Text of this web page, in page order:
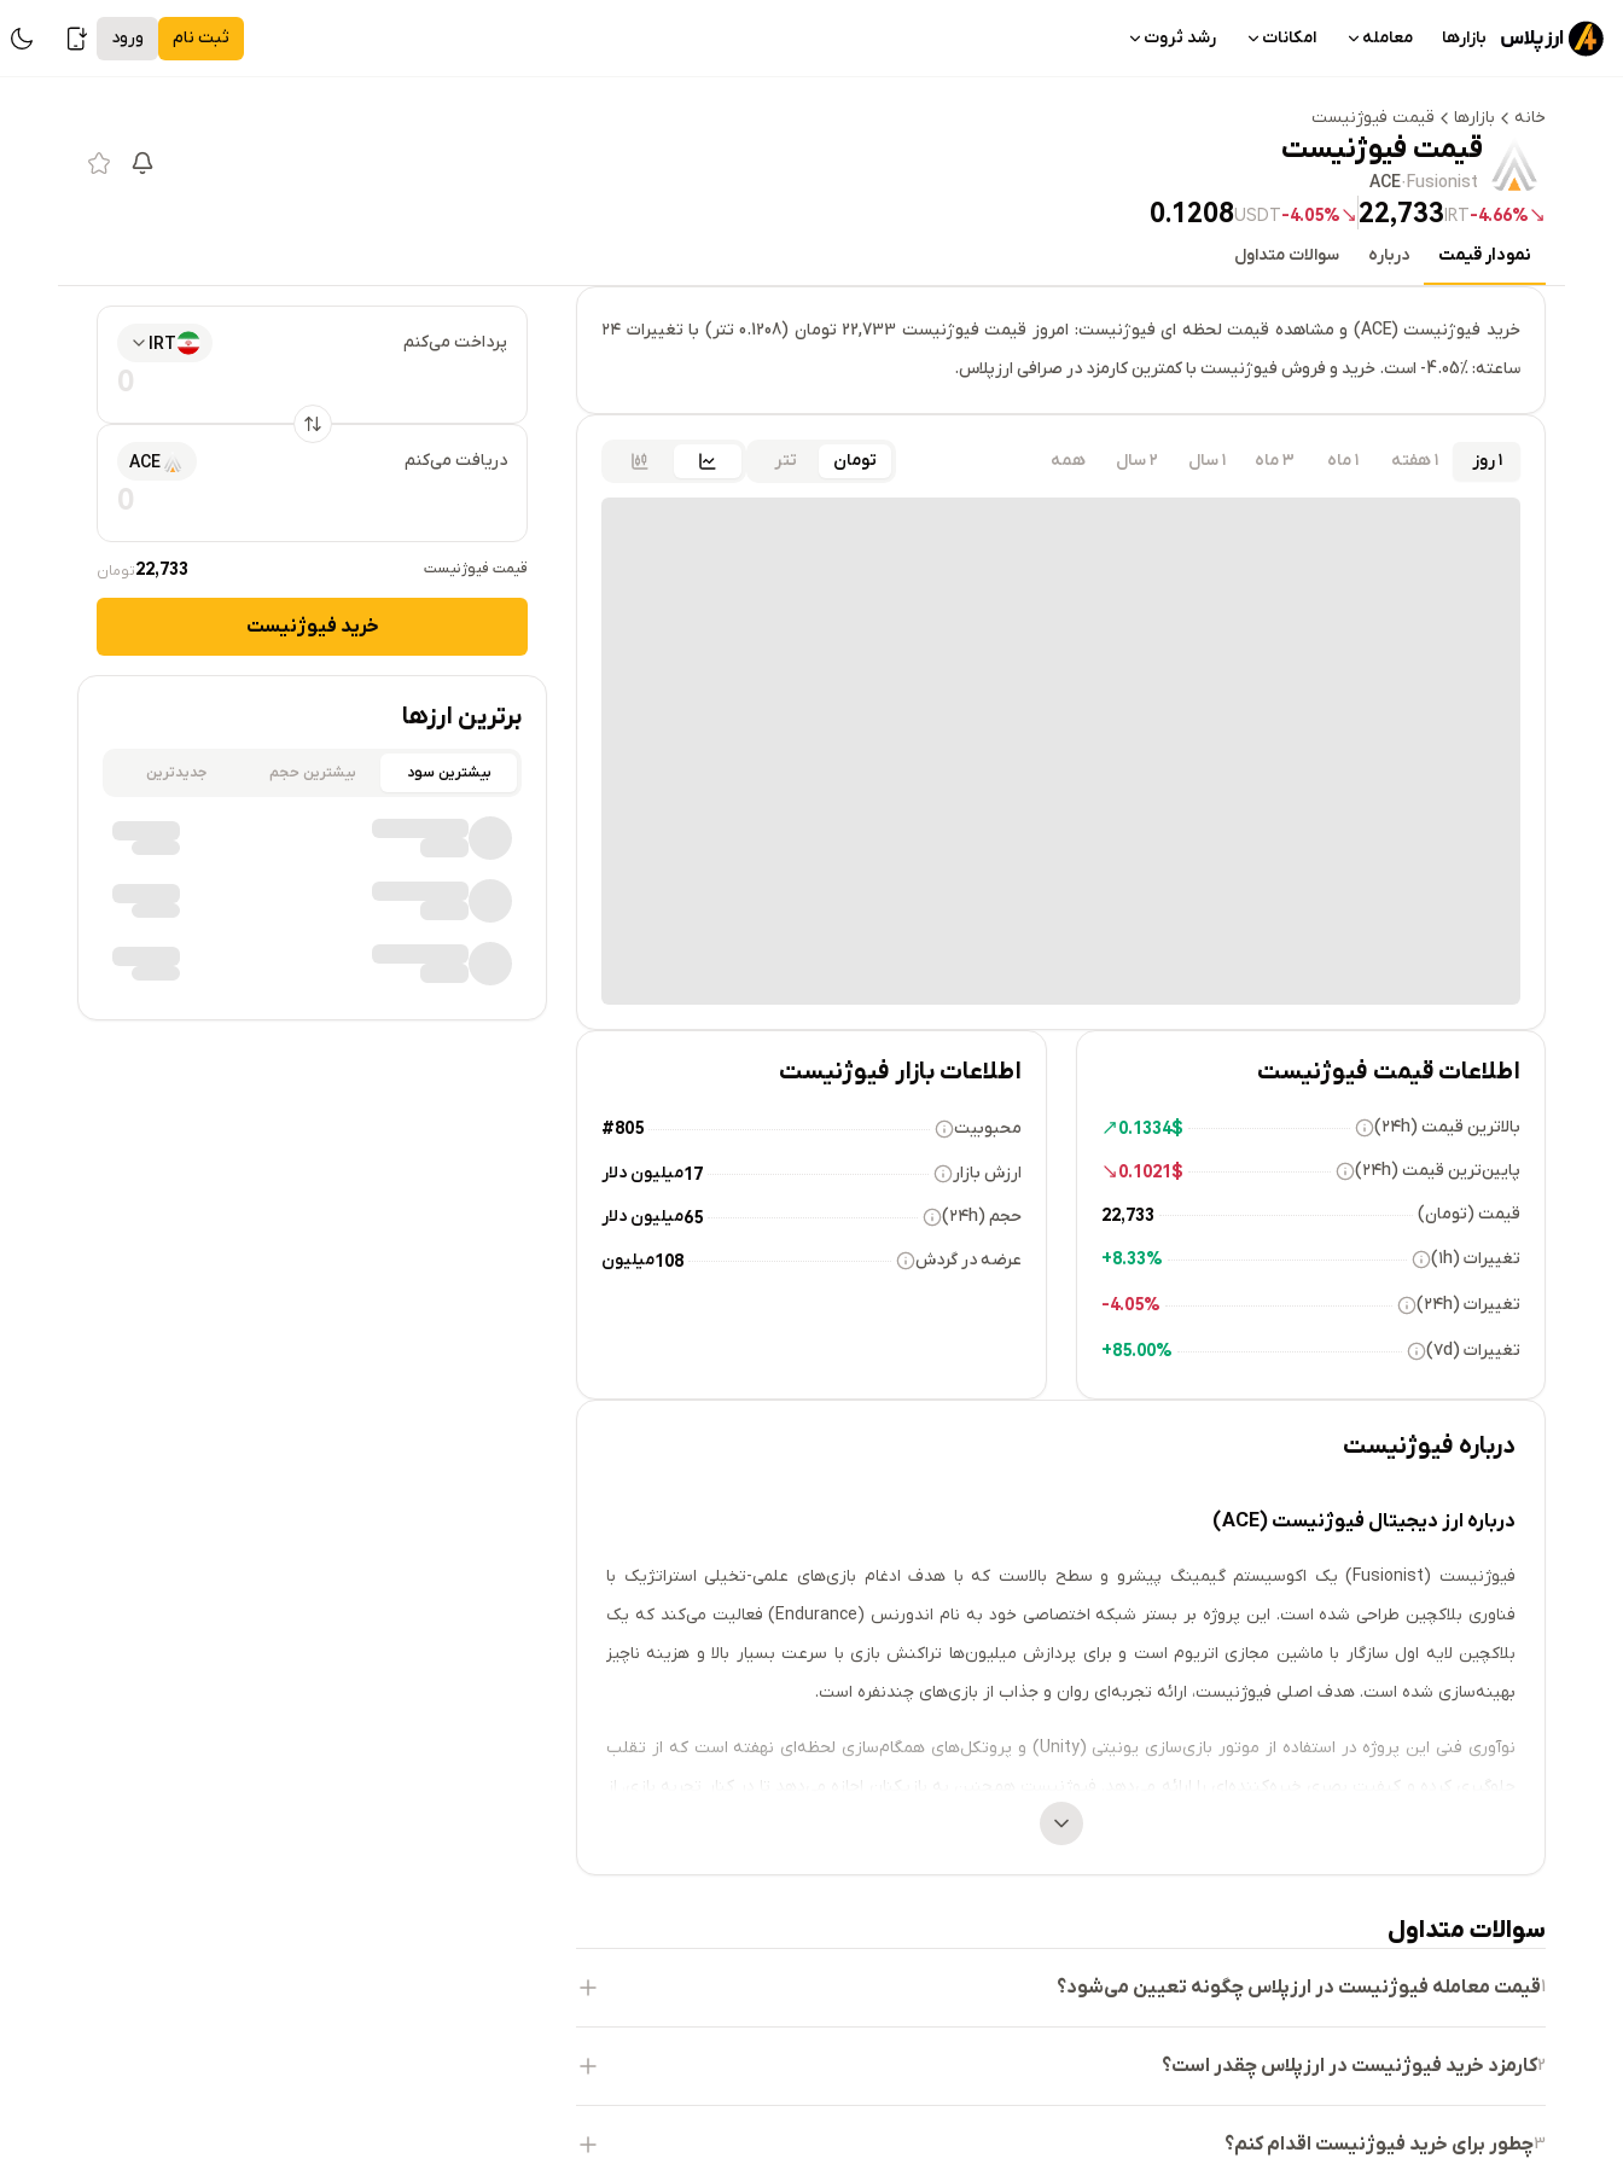
بازارها معامله امکانات رشد ثروت ثبت نام ورود
خانه بازارها قیمت فیوژنیست
قیمت فیوژنیست
Fusionist
·
ACE
4.66%-
IRT
22,733
4.05%-
USDT
0.1208
نمودار قیمت درباره سوالات متداول
قیمت لحظه‌ایفیوژنیست
خرید فیوژنیست (ACE) و مشاهده قیمت لحظه ای فیوژنیست: امروز قیمت فیوژنیست 22,733 تومان (0.1208 تتر) با تغییرات ۲۴
ساعته: ‎-4.05% است. خرید و فروش فیوژنیست با کمترین کارمزد در صرافی ارزپلاس.
۱ روز ۱ هفته ۱ ماه ۳ ماه ۱ سال ۲ سال همه تومان تتر
اطلاعات قیمت فیوژنیست
بالاترین قیمت (۲۴h) $
0.1334
پایین‌ترین قیمت (۲۴h) $
0.1021
قیمت (تومان) 22,733
تغییرات (۱h) 8.33%+
تغییرات (۲۴h) 4.05%-
تغییرات (۷d) 85.00%+
اطلاعات بازار فیوژنیست
محبوبیت #805
ارزش بازار 17میلیون دلار
حجم (۲۴h)
65میلیون دلار
عرضه در گردش
108میلیون
درباره فیوژنیست
درباره ارز دیجیتال فیوژنیست (ACE)
فیوژنیست (Fusionist) یک اکوسیستم گیمینگ پیشرو و سطح بالاست که با هدف ادغام بازی‌های علمی-تخیلی استراتژیک با
فناوری بلاکچین طراحی شده است. این پروژه بر بستر شبکه اختصاصی خود به نام اندورنس (Endurance) فعالیت می‌کند که یک
بلاکچین لایه اول سازگار با ماشین مجازی اتریوم است و برای پردازش میلیون‌ها تراکنش بازی با سرعت بسیار بالا و هزینه ناچیز
بهینه‌سازی شده است. هدف اصلی فیوژنیست، ارائه تجربه‌ای روان و جذاب از بازی‌های چندنفره است.
نوآوری فنی این پروژه در استفاده از موتور بازی‌سازی یونیتی (Unity) و پروتکل‌های همگام‌سازی لحظه‌ای نهفته است که از تقلب
جلوگیری کرده و کیفیت بصری خیره‌کننده‌ای را ارائه می‌دهد. فیوژنیست همچنین به بازیکنان اجازه می‌دهد تا در کنار تجربه بازی، از
طریق تعاملات اجتماعی و حاکمیت غیرمتمرکز، در توسعه اکوسیستم نقش فعال داشته باشند.
توکن ACE توکن بومی شبکه اندورنس است که برای پرداخت کارمزد تراکنش‌ها، استیکینگ، حاکمیت و خریدهای درون‌بازی استفاده
لانچ‌پد و پاداش‌های اولیه تعلق دارد.
فیوژنیست به دلیل عرضه بازی‌های باکیفیت و داشتن شبکه اختصاصی و مقیاس‌پذیر، پتانسیل بالایی برای جذب مخاطبان گسترده
سوالات متداول
1قیمت معامله فیوژنیست در ارزپلاس چگونه تعیین می‌شود؟
2کارمزد خرید فیوژنیست در ارزپلاس چقدر است؟
3چطور برای خرید فیوژنیست اقدام کنم؟
پرداخت می‌کنم IRT
دریافت می‌کنم ACE
قیمت فیوژنیست 22,733تومان
خرید فیوژنیست
برترین ارزها
بیشترین سود بیشترین حجم جدیدترین